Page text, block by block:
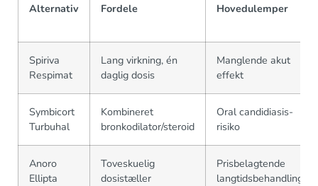
Alternativ Fordele Hovedulemper
Spiriva
Respimat
Lang virkning, én
daglig dosis
Manglende akut
effekt
Symbicort
Turbuhal
Kombineret
bronkodilator/steroid
Oral candidiasis-
risiko
Anoro
Ellipta
Toveskuelig
dosistæller
Prisbelagtende
langtidsbehandling